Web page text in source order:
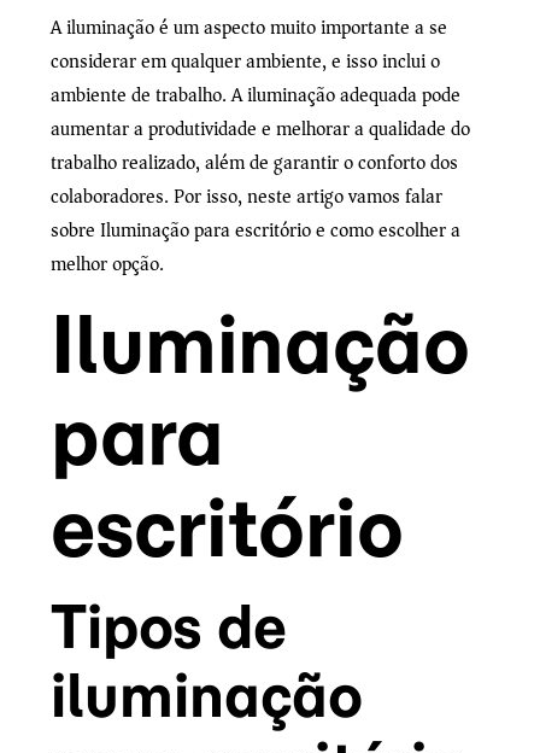
A iluminação é um aspecto muito importante a se
considerar em qualquer ambiente, e isso inclui o
ambiente de trabalho. A iluminação adequada pode
aumentar a produtividade e melhorar a qualidade do
trabalho realizado, além de garantir o conforto dos
colaboradores. Por isso, neste artigo vamos falar
sobre Iluminação para escritório e como escolher a
melhor opção.
Iluminação
para
escritório
Tipos de
iluminação